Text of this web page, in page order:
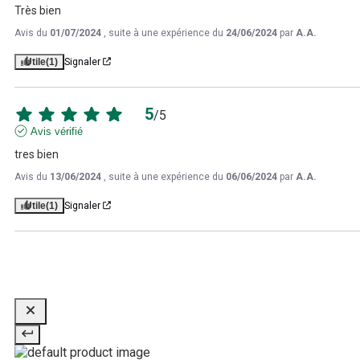
Très bien
Avis du 01/07/2024 , suite à une expérience du 24/06/2024 par A.A.
Utile(1) Signaler
5/5
Avis vérifié
tres bien
Avis du 13/06/2024 , suite à une expérience du 06/06/2024 par A.A.
Utile(1) Signaler